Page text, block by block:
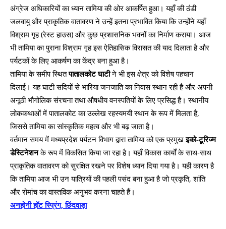
अंग्रेज अधिकारियों का ध्यान तामिया की ओर आकर्षित हुआ। यहाँ की ठंडी
जलवायु और प्राकृतिक वातावरण ने उन्हें इतना प्रभावित किया कि उन्होंने यहाँ
विश्राम गृह (रेस्ट हाउस) और कुछ प्रशासनिक भवनों का निर्माण कराया। आज
भी तामिया का पुराना विश्राम गृह इस ऐतिहासिक विरासत की याद दिलाता है और
पर्यटकों के लिए आकर्षण का केंद्र बना हुआ है।
तामिया के समीप स्थितपातालकोट घाटीने भी इस क्षेत्र को विशेष पहचान
दिलाई। यह घाटी सदियों से भारिया जनजाति का निवास स्थान रही है और अपनी
अनूठी भौगोलिक संरचना तथा औषधीय वनस्पतियों के लिए प्रसिद्ध है। स्थानीय
लोककथाओं में पातालकोट का उल्लेख रहस्यमयी स्थान के रूप में मिलता है,
जिससे तामिया का सांस्कृतिक महत्व और भी बढ़ जाता है।
वर्तमान समय में मध्यप्रदेश पर्यटन विभाग द्वारा तामिया को एक प्रमुखइको-टूरिज्म
डेस्टिनेशनके रूप में विकसित किया जा रहा है। यहाँ विकास कार्यों के साथ-साथ
प्राकृतिक वातावरण को सुरक्षित रखने पर विशेष ध्यान दिया गया है। यही कारण है
कि तामिया आज भी उन यात्रियों की पहली पसंद बना हुआ है जो प्रकृति, शांति
और रोमांच का वास्तविक अनुभव करना चाहते हैं।
अनहोनी हॉट स्प्रिंग, छिंदवाड़ा